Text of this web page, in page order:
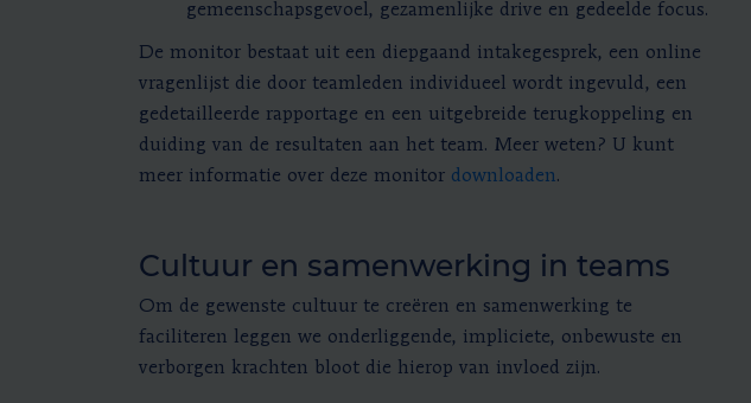
gemeenschapsgevoel, gezamenlijke drive en gedeelde focus.
De monitor bestaat uit een diepgaand intakegesprek, een online
vragenlijst die door teamleden individueel wordt ingevuld, een
gedetailleerde rapportage en een uitgebreide terugkoppeling en
duiding van de resultaten aan het team. Meer weten? U kunt
meer informatie over deze monitor downloaden.
Cultuur en samenwerking in teams
Om de gewenste cultuur te creëren en samenwerking te
faciliteren leggen we onderliggende, impliciete, onbewuste en
verborgen krachten bloot die hierop van invloed zijn.